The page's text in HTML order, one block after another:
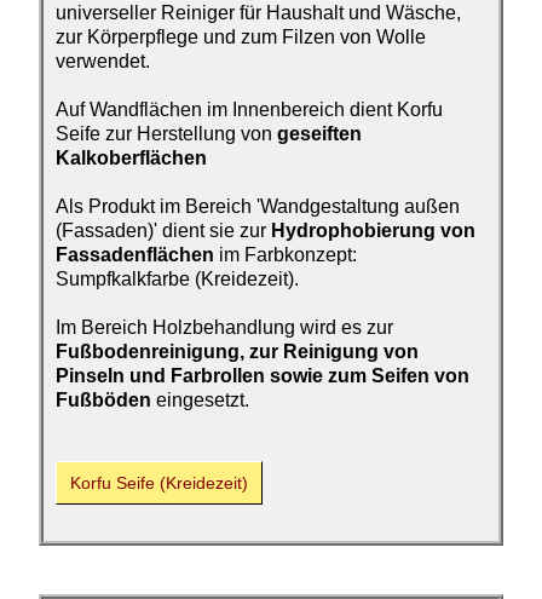
universeller Reiniger für Haushalt und Wäsche,
zur Körperpflege und zum Filzen von Wolle
verwendet.
Auf Wandflächen im Innenbereich dient Korfu
Seife zur Herstellung von geseiften
Kalkoberflächen
Als Produkt im Bereich 'Wandgestaltung außen
(Fassaden)' dient sie zur Hydrophobierung von
Fassadenflächen im Farbkonzept:
Sumpfkalkfarbe (Kreidezeit).
Im Bereich Holzbehandlung wird es zur
Fußbodenreinigung, zur Reinigung von
Pinseln und Farbrollen sowie zum Seifen von
Fußböden eingesetzt.
Korfu Seife (Kreide­zeit)